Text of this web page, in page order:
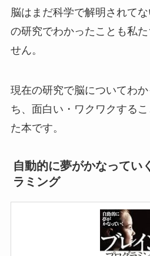
脳はまだ科学で解明されて
の研究でわかったことも私
せん。
現在の研究で脳についてわ
ち、面白い・ワクワクする
た本です。
自動的に夢がかなってい
ラミング